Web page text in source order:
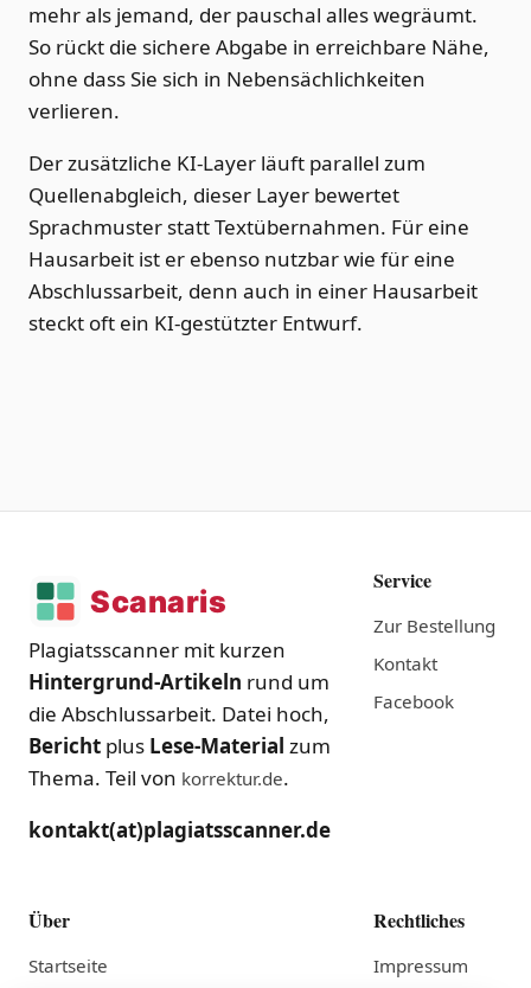
mehr als jemand, der pauschal alles wegräumt.
So rückt die sichere Abgabe in erreichbare Nähe,
ohne dass Sie sich in Nebensächlichkeiten
verlieren.
Der zusätzliche KI-Layer läuft parallel zum
Quellenabgleich, dieser Layer bewertet
Sprachmuster statt Textübernahmen. Für eine
Hausarbeit ist er ebenso nutzbar wie für eine
Abschlussarbeit, denn auch in einer Hausarbeit
steckt oft ein KI-gestützter Entwurf.
Plagiatsscanner mit kurzen
Hintergrund-Artikeln rund um
die Abschlussarbeit. Datei hoch,
Bericht plus Lese-Material zum
Thema. Teil von korrektur.de.
kontakt(at)plagiatsscanner.de
Service
Zur Bestellung
Kontakt
Facebook
Über
Startseite
Rechtliches
Impressum